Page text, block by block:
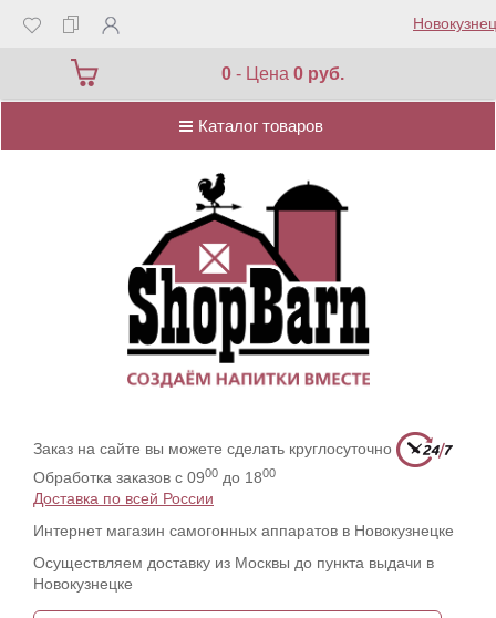
0 - Цена0 руб.
Каталог товаров
Каталог товаров
Заказ на сайте вы можете сделать круглосуточно
Обработка заказов с 0900 до 1800
Доставка по всей России
Интернет магазин самогонных аппаратов в Новокузнецке
Осуществляем доставку из Москвы до пункта выдачи в
Новокузнецке